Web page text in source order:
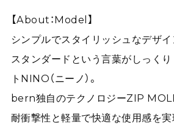
【About：Model】
シンプルでスタイリッシュなデザ
スタンダードという言葉がしっく
トNINO（ニーノ）。
bern独自のテクノロジーZIP
耐衝撃性と軽量で快適な使用感を実